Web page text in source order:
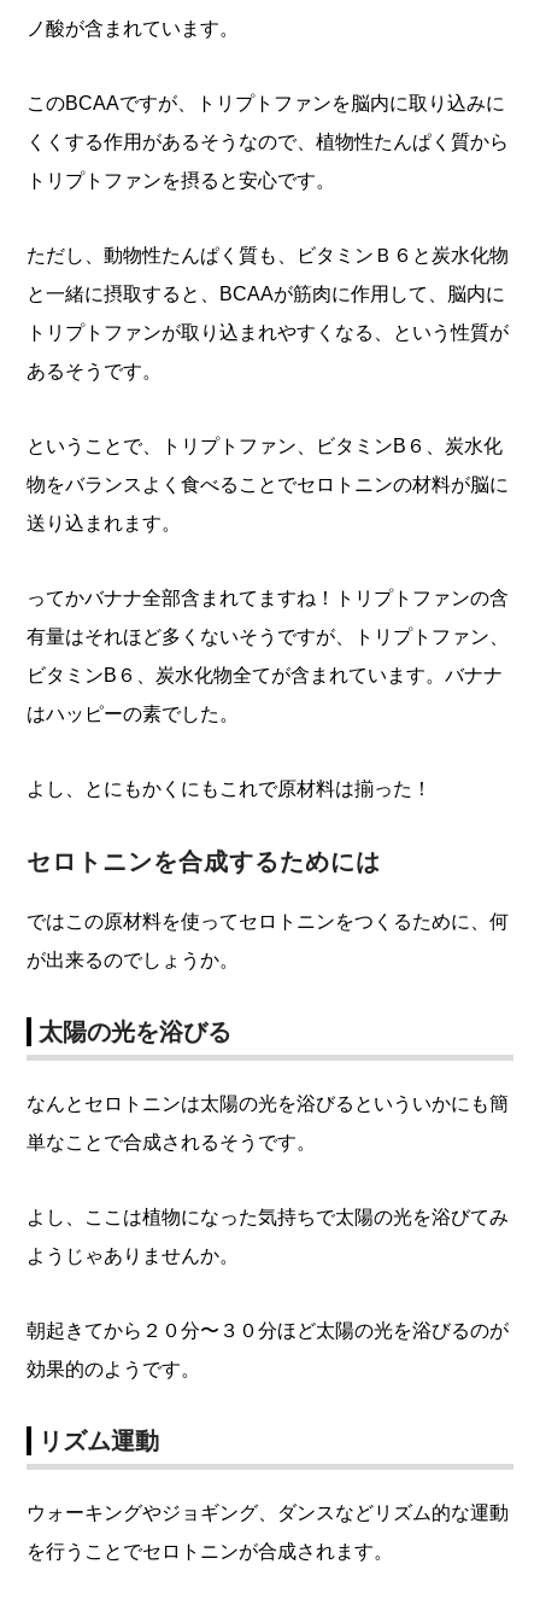
ノ酸が含まれています。
このBCAAですが、トリプトファンを脳内に取り込みに
くくする作用があるそうなので、植物性たんぱく質から
トリプトファンを摂ると安心です。
ただし、動物性たんぱく質も、ビタミンＢ６と炭水化物
と一緒に摂取すると、BCAAが筋肉に作用して、脳内に
トリプトファンが取り込まれやすくなる、という性質が
あるそうです。
ということで、トリプトファン、ビタミンB６、炭水化
物をバランスよく食べることでセロトニンの材料が脳に
送り込まれます。
ってかバナナ全部含まれてますね！トリプトファンの含
有量はそれほど多くないそうですが、トリプトファン、
ビタミンB６、炭水化物全てが含まれています。バナナ
はハッピーの素でした。
よし、とにもかくにもこれで原材料は揃った！
セロトニンを合成するためには
ではこの原材料を使ってセロトニンをつくるために、何
が出来るのでしょうか。
太陽の光を浴びる
なんとセロトニンは太陽の光を浴びるといういかにも簡
単なことで合成されるそうです。
よし、ここは植物になった気持ちで太陽の光を浴びてみ
ようじゃありませんか。
朝起きてから２０分〜３０分ほど太陽の光を浴びるのが
効果的のようです。
リズム運動
ウォーキングやジョギング、ダンスなどリズム的な運動
を行うことでセロトニンが合成されます。